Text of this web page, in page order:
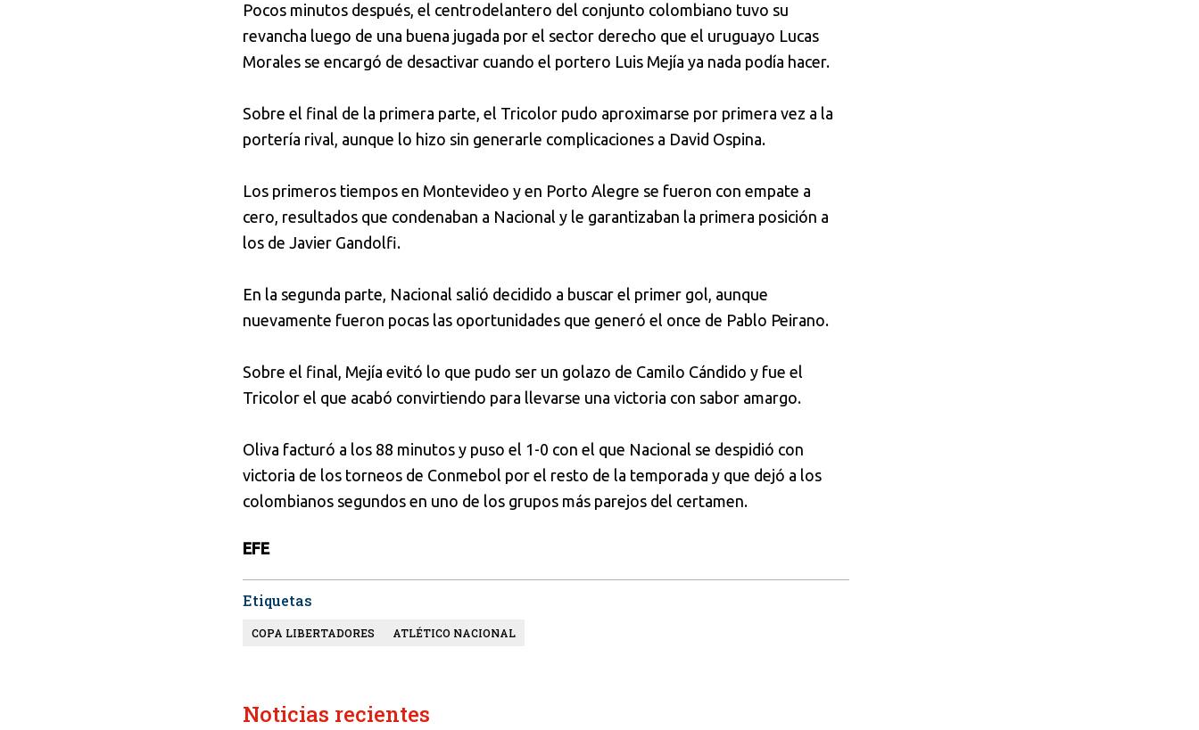
Pocos minutos después, el centrodelantero del conjunto colombiano tuvo su
revancha luego de una buena jugada por el sector derecho que el uruguayo Lucas
Morales se encargó de desactivar cuando el portero Luis Mejía ya nada podía hacer.
Sobre el final de la primera parte, el Tricolor pudo aproximarse por primera vez a la
portería rival, aunque lo hizo sin generarle complicaciones a David Ospina.
Los primeros tiempos en Montevideo y en Porto Alegre se fueron con empate a
cero, resultados que condenaban a Nacional y le garantizaban la primera posición a
los de Javier Gandolfi.
En la segunda parte, Nacional salió decidido a buscar el primer gol, aunque
nuevamente fueron pocas las oportunidades que generó el once de Pablo Peirano.
Sobre el final, Mejía evitó lo que pudo ser un golazo de Camilo Cándido y fue el
Tricolor el que acabó convirtiendo para llevarse una victoria con sabor amargo.
Oliva facturó a los 88 minutos y puso el 1-0 con el que Nacional se despidió con
victoria de los torneos de Conmebol por el resto de la temporada y que dejó a los
colombianos segundos en uno de los grupos más parejos del certamen.
EFE
Etiquetas
COPA LIBERTADORES ATLÉTICO NACIONAL
Noticias recientes